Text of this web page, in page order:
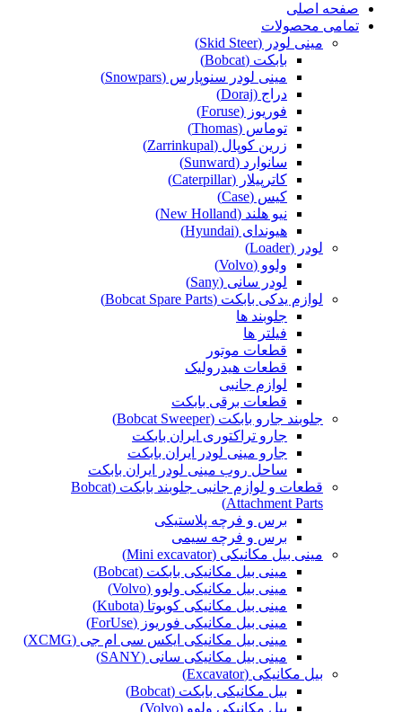
صفحه اصلی
تمامی محصولات
مینی لودر (Skid Steer)
بابکت (Bobcat)
مینی لودر سنوپارس (Snowpars)
دراج (Doraj)
فوریوز (Foruse)
توماس (Thomas)
زرین کوپال (Zarrinkupal)
سانوارد (Sunward)
کاترپیلار (Caterpillar)
کیس (Case)
نیو هلند (New Holland)
هیوندای (Hyundai)
لودر (Loader)
ولوو (Volvo)
لودر سانی (Sany)
لوازم یدکی بابکت (Bobcat Spare Parts)
جلوبند ها
فیلتر ها
قطعات موتور
قطعات هیدرولیک
لوازم جانبی
قطعات برقی بابکت
جلوبند جارو بابکت (Bobcat Sweeper)
جارو تراکتوری ایران بابکت
جارو مینی لودر ایران بابکت
ساحل روب مینی لودر ایران بابکت
قطعات و لوازم جانبی جلوبند بابکت (Bobcat
Attachment Parts)
برس و فرچه پلاستیکی
برس و فرچه سیمی
مینی بیل مکانیکی (Mini excavator)
مینی بیل مکانیکی بابکت (Bobcat)
مینی بیل مکانیکی ولوو (Volvo)
مینی بیل مکانیکی کوبوتا (Kubota)
مینی بیل مکانیکی فوریوز (ForUse)
مینی بیل مکانیکی ایکس سی ام جی (XCMG)
مینی بیل مکانیکی سانی (SANY)
بیل مکانیکی (Excavator)
بیل مکانیکی بابکت (Bobcat)
بیل مکانیکی ولوو (Volvo)